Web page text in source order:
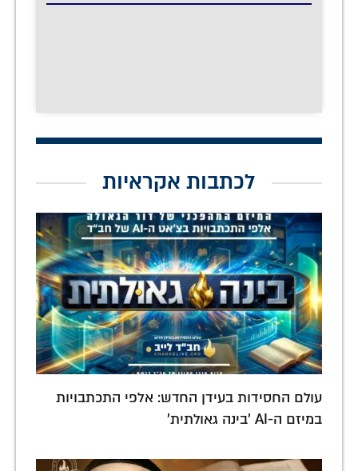
לכתבות אקראיות
עולם החסידות בעידן החדש: אלפי התכתבויות
במיזם ה-AI 'בינה גאולתית'